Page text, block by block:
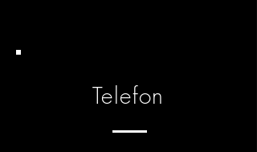
Telefon